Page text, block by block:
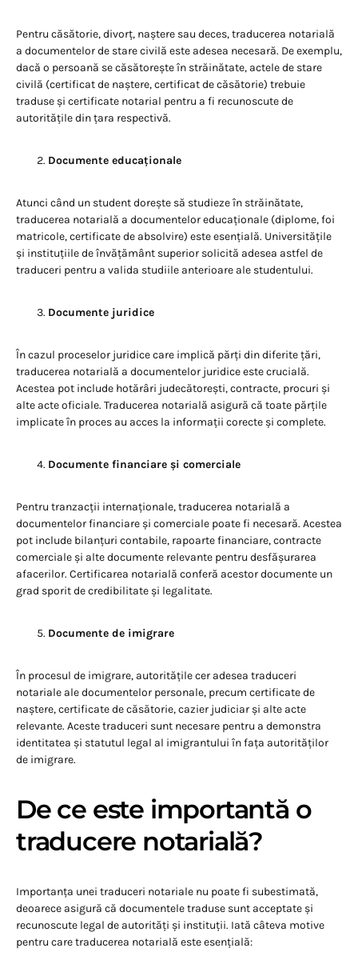
Pentru căsătorie, divorț, naștere sau deces, traducerea notarială
a documentelor de stare civilă este adesea necesară. De exemplu,
dacă o persoană se căsătorește în străinătate, actele de stare
civilă (certificat de naștere, certificat de căsătorie) trebuie
traduse și certificate notarial pentru a fi recunoscute de
autoritățile din țara respectivă.
Documente educaționale
Atunci când un student dorește să studieze în străinătate,
traducerea notarială a documentelor educaționale (diplome, foi
matricole, certificate de absolvire) este esențială. Universitățile
și instituțiile de învățământ superior solicită adesea astfel de
traduceri pentru a valida studiile anterioare ale studentului.
Documente juridice
În cazul proceselor juridice care implică părți din diferite țări,
traducerea notarială a documentelor juridice este crucială.
Acestea pot include hotărâri judecătorești, contracte, procuri și
alte acte oficiale. Traducerea notarială asigură că toate părțile
implicate în proces au acces la informații corecte și complete.
Documente financiare și comerciale
Pentru tranzacții internaționale, traducerea notarială a
documentelor financiare și comerciale poate fi necesară. Acestea
pot include bilanțuri contabile, rapoarte financiare, contracte
comerciale și alte documente relevante pentru desfășurarea
afacerilor. Certificarea notarială conferă acestor documente un
grad sporit de credibilitate și legalitate.
Documente de imigrare
În procesul de imigrare, autoritățile cer adesea traduceri
notariale ale documentelor personale, precum certificate de
naștere, certificate de căsătorie, cazier judiciar și alte acte
relevante. Aceste traduceri sunt necesare pentru a demonstra
identitatea și statutul legal al imigrantului în fața autorităților
de imigrare.
De ce este importantă o
traducere notarială?
Importanța unei traduceri notariale nu poate fi subestimată,
deoarece asigură că documentele traduse sunt acceptate și
recunoscute legal de autorități și instituții. Iată câteva motive
pentru care traducerea notarială este esențială: